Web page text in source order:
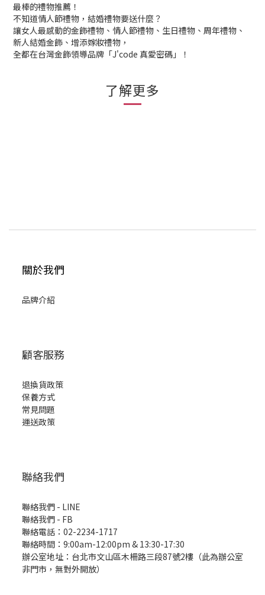
最棒的禮物推薦！
不知道情人節禮物，結婚禮物要送什麼？
讓女人最感動的金飾禮物、情人節禮物、生日禮物、周年禮物、
新人結婚金飾、增添嫁妝禮物，
全都在台灣金飾領導品牌「J'code 真愛密碼」！
了解更多
關於我們
品牌介紹
顧客服務
退換貨政策
保養方式
常見問題
運送政策
聯絡我們
聯絡我們 - LINE
聯絡我們 - FB
聯絡電話：02-2234-1717
聯絡時間：9:00am-12:00pm & 13:30-17:30
辦公室地址：台北市文山區木柵路三段87號2樓（此為辦公室
非門市，無對外開放）